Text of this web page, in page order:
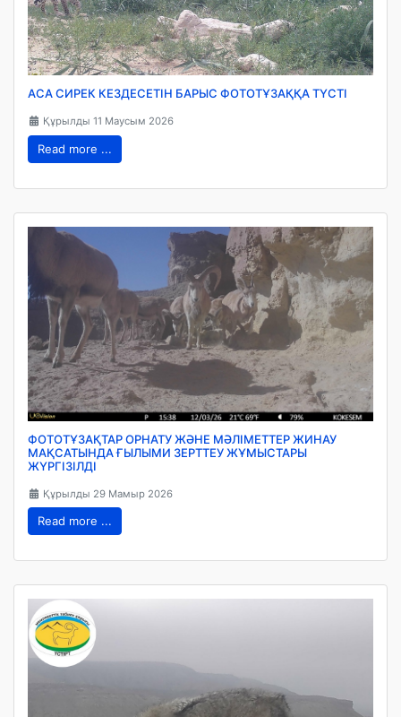
АСА СИРЕК КЕЗДЕСЕТІН БАРЫС ФОТОТҰЗАҚҚА ТҮСТІ
Құрылды 11 Маусым 2026
Read more ...
ФОТОТҰЗАҚТАР ОРНАТУ ЖӘНЕ МӘЛІМЕТТЕР ЖИНАУ
МАҚСАТЫНДА ҒЫЛЫМИ ЗЕРТТЕУ ЖҰМЫСТАРЫ
ЖҮРГІЗІЛДІ
Құрылды 29 Мамыр 2026
Read more ...